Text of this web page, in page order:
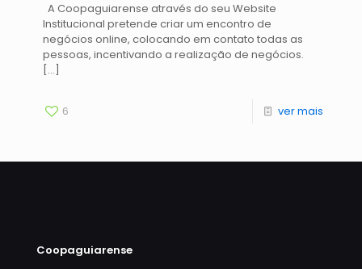
A Coopaguiarense através do seu Website
Institucional pretende criar um encontro de
negócios online, colocando em contato todas as
pessoas, incentivando a realização de negócios.
[…]
6 ver mais
Coopaguiarense